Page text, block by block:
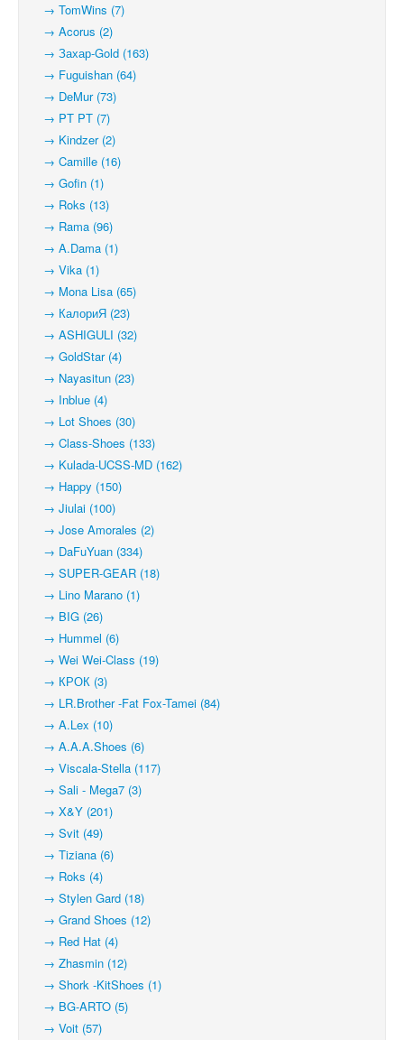
→ TomWins (7)
→ Acorus (2)
→ Захар-Gold (163)
→ Fuguishan (64)
→ DeMur (73)
→ PT PT (7)
→ Kindzer (2)
→ Camille (16)
→ Gofin (1)
→ Roks (13)
→ Rama (96)
→ A.Dama (1)
→ Vika (1)
→ Mona Lisa (65)
→ КалориЯ (23)
→ ASHIGULI (32)
→ GoldStar (4)
→ Nayasitun (23)
→ Inblue (4)
→ Lot Shoes (30)
→ Class-Shoes (133)
→ Kulada-UCSS-MD (162)
→ Happy (150)
→ Jiulai (100)
→ Jose Amorales (2)
→ DaFuYuan (334)
→ SUPER-GEAR (18)
→ Lino Marano (1)
→ BIG (26)
→ Hummel (6)
→ Wei Wei-Class (19)
→ КРОК (3)
→ LR.Brother -Fat Fox-Tamei (84)
→ A.Lex (10)
→ A.A.A.Shoes (6)
→ Viscala-Stella (117)
→ Sali - Mega7 (3)
→ X&Y (201)
→ Svit (49)
→ Tiziana (6)
→ Roks (4)
→ Stylen Gard (18)
→ Grand Shoes (12)
→ Red Hat (4)
→ Zhasmin (12)
→ Shork -KitShoes (1)
→ BG-ARTO (5)
→ Voit (57)